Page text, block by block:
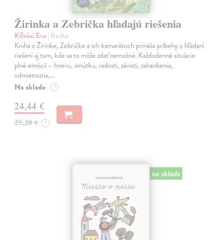
Žirinka a Zebrička hľadajú riešenia
Kőrösi Eva| Kniha
Kniha o Žirinke, Zebričke a ich kamarátoch prináša príbehy o hľadaní
riešení aj tam, kde sa to môže zdať nemožné. Každodenné situácie
plné emócií – hnevu, smútku, radosti, závisti, zahanbenia,
odmietnutia,…
Na sklade ?
24,44 €
25,20 € ?
na sklade